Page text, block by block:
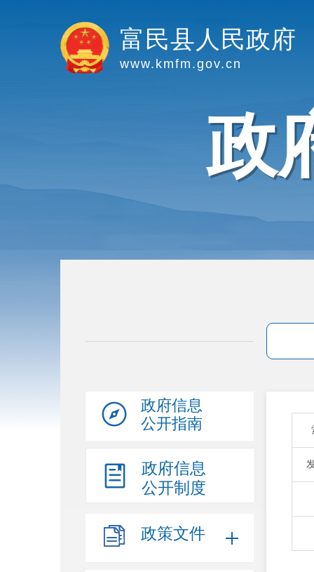
富民县人民政府
www.kmfm.gov.cn
政
政府信息
公开指南
政府信息
公开制度
政策文件